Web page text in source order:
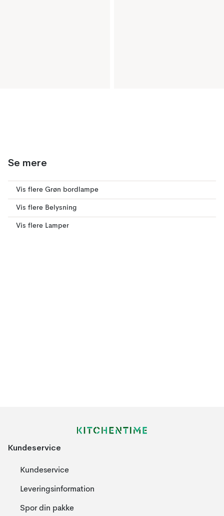
Se mere
Vis flere Grøn bordlampe
Vis flere Belysning
Vis flere Lamper
Kundeservice
Kundeservice
Leveringsinformation
Spor din pakke